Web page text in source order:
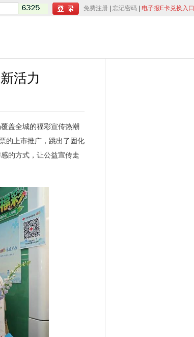
免费注册 忘记密码 电子报E卡兑换入口
活力
盖全城的福彩宣传热潮
的上市推广，跳出了固化
的方式，让公益宣传走